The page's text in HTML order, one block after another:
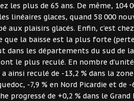
les plus de 65 ans. De même, 104
linéaires glaces, quand 58 000
aux plaisirs glacés. Enfin, c’est
que la baisse est la plus forte (perte
dans les départements du sud de
le plus reculé. En nombre
ainsi reculé de -13,2 % dans la
-7,9 % en Nord Picardie et de
progressé de +0,2 % dans le Grand